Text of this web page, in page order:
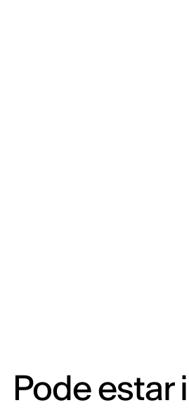
Pode estar